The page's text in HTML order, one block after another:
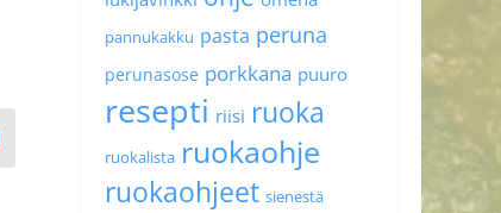
pannukakku pasta peruna
perunasose porkkana puuro
resepti riisi ruoka
ruokalista ruokaohje
ruokaohjeet sienestä